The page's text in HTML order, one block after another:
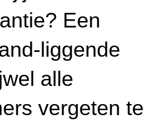
Een
liggende
alle
vergeten te